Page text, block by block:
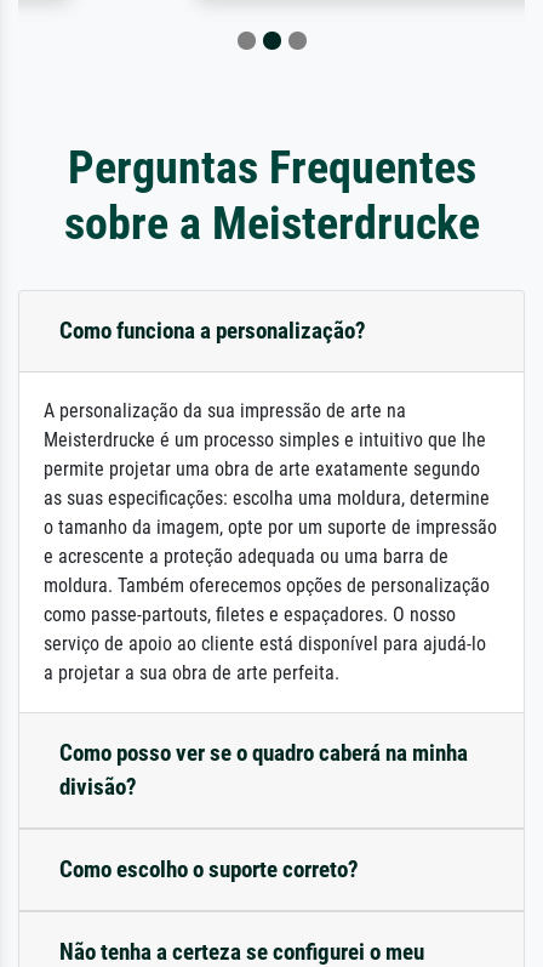
Perguntas Frequentes
sobre a Meisterdrucke
Como funciona a personalização?
A personalização da sua impressão de arte na
Meisterdrucke é um processo simples e intuitivo que lhe
permite projetar uma obra de arte exatamente segundo
as suas especificações: escolha uma moldura, determine
o tamanho da imagem, opte por um suporte de impressão
e acrescente a proteção adequada ou uma barra de
moldura. Também oferecemos opções de personalização
como passe-partouts, filetes e espaçadores. O nosso
serviço de apoio ao cliente está disponível para ajudá-lo
a projetar a sua obra de arte perfeita.
Como posso ver se o quadro caberá na minha
divisão?
Como escolho o suporte correto?
Não tenha a certeza se configurei o meu